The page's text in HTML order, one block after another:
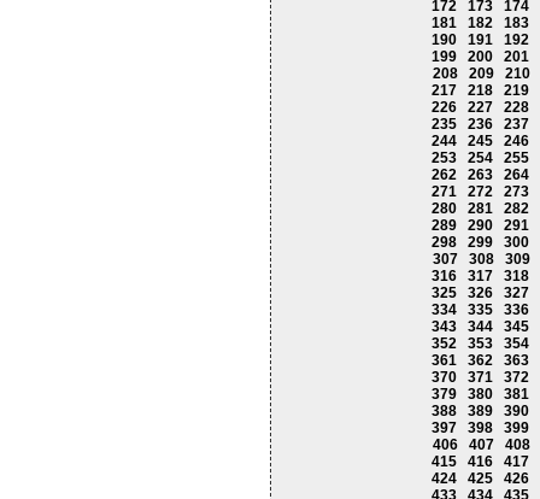
172
173
174
181
182
183
190
191
192
199
200
201
208
209
210
217
218
219
226
227
228
235
236
237
244
245
246
253
254
255
262
263
264
271
272
273
280
281
282
289
290
291
298
299
300
307
308
309
316
317
318
325
326
327
334
335
336
343
344
345
352
353
354
361
362
363
370
371
372
379
380
381
388
389
390
397
398
399
406
407
408
415
416
417
424
425
426